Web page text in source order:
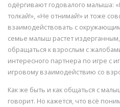
одёргивают годовалого малыша:
толкай!», «Не отнимай!» и тоже
взаимодействовать с
семье малыш растет
обращаться к взрослым с
интересного партнера по игре с
игровому взаимодействию со
Как же быть и как общаться с
говорит. Но кажется, что всё